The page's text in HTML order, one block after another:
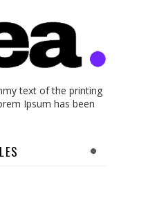
text of the printing
Ipsum has been